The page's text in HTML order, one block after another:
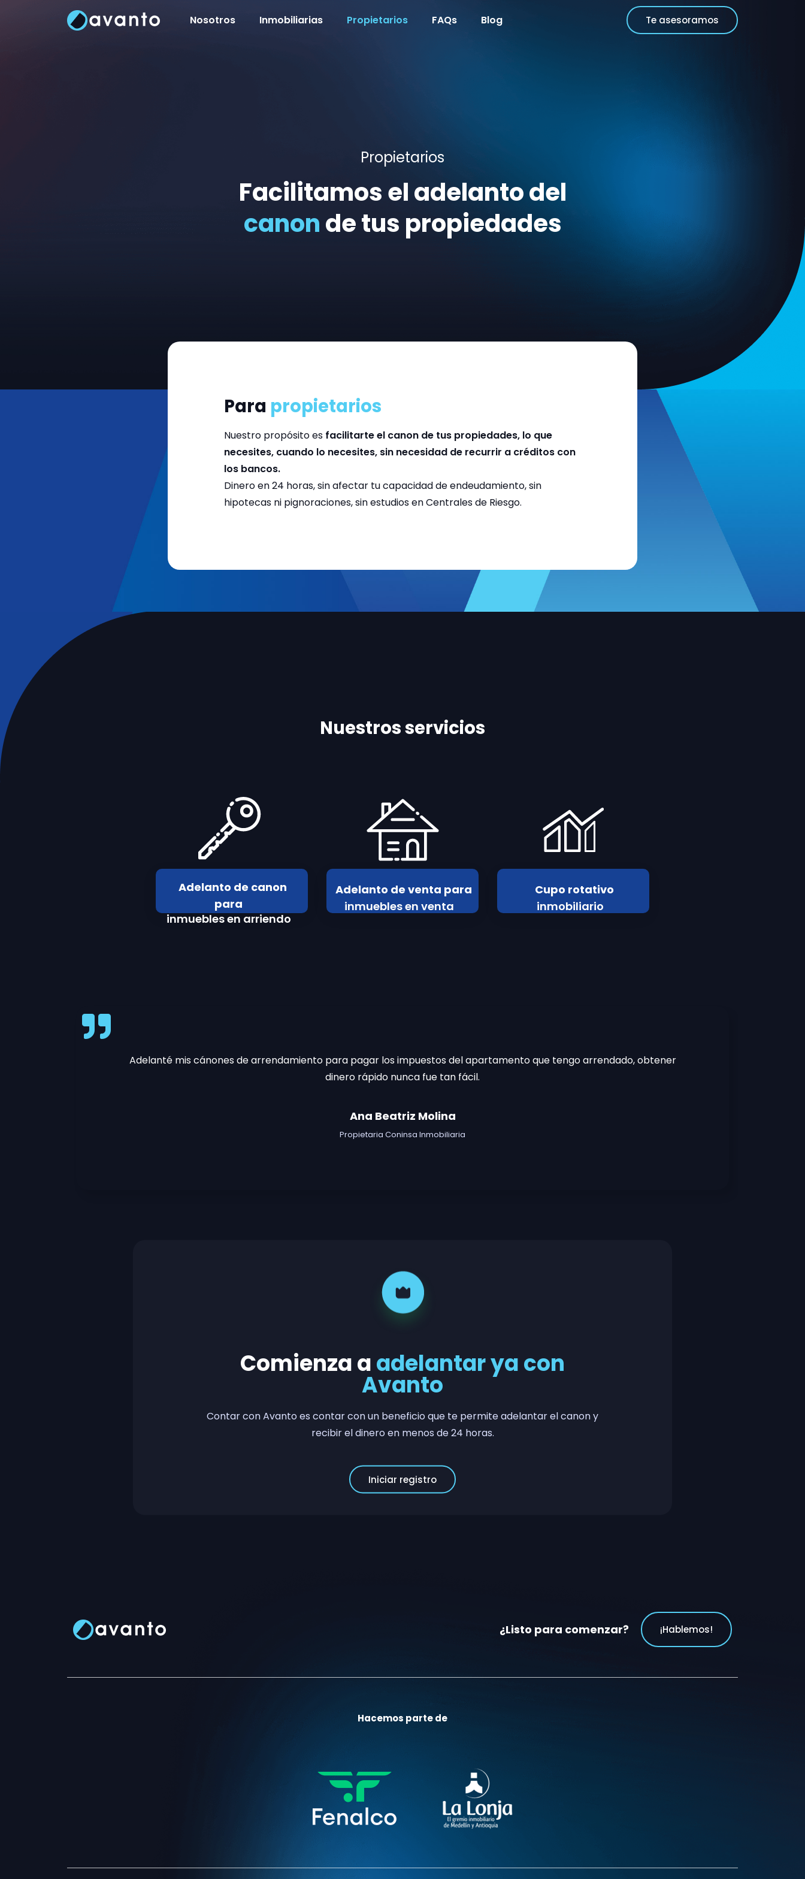
Nosotros Inmobiliarias Propietarios FAQs Blog Te asesoramos
Propietarios
Facilitamos el adelanto del
canonde tus propiedades
Para propietarios
Nuestro propósito es facilitarte el canon de tus propiedades, lo que
necesites, cuando lo necesites, sin necesidad de recurrir a créditos con
los bancos.
Dinero en 24 horas, sin afectar tu capacidad de endeudamiento, sin
hipotecas ni pignoraciones, sin estudios en Centrales de Riesgo.
Nuestros servicios
Adelanto de canon
para
inmuebles en arriendo
Adelanto de venta para
inmuebles en venta
Cupo rotativo
inmobiliario
Adelanté mis cánones de arrendamiento para pagar los impuestos del apartamento que tengo arrendado, obtener
dinero rápido nunca fue tan fácil.
Ana Beatriz Molina
Propietaria Coninsa Inmobiliaria
Comienza aadelantar ya con
Avanto
Contar con Avanto es contar con un beneficio que te permite adelantar el canon y
recibir el dinero en menos de 24 horas.
Iniciar registro
¿Listo para comenzar? ¡Hablemos!
Hacemos parte de